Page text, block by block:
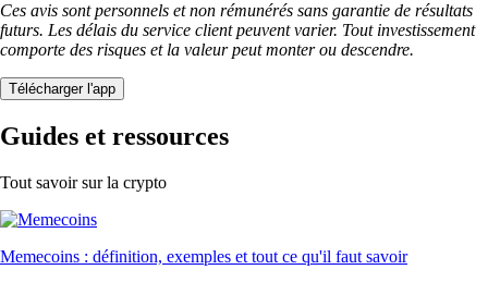
Ces avis sont personnels et non rémunérés sans garantie de résultats
futurs. Les délais du service client peuvent varier. Tout investissement
comporte des risques et la valeur peut monter ou descendre.
Télécharger l'app
Guides et ressources
Tout savoir sur la crypto
Memecoins : définition, exemples et tout ce qu'il faut savoir